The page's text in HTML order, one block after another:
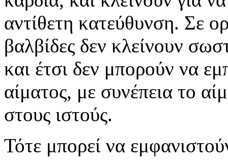
αντίθετη κατεύθυνση. Σε
βαλβίδες δεν κλείνουν
και έτσι δεν μπορούν να
αίματος, με συνέπεια το
στους ιστούς.
Τότε μπορεί να